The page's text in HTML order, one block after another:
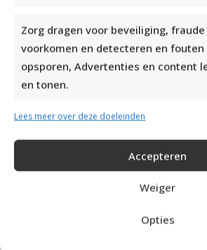
Zorg dragen voor beveiliging, fraude
voorkomen en detecteren en fouten
opsporen, Advertenties en content
en tonen.
Lees meer over deze doeleinden
Accepteren
Weiger
Opties
Drops Alpaca